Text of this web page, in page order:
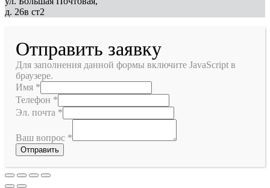
д. 26в ст2
Отправить заявку
Для заполнения данной формы включите JavaScript в
браузере.
Имя *
Телефон *
Эл. почта *
Ваш вопрос *
Отправить